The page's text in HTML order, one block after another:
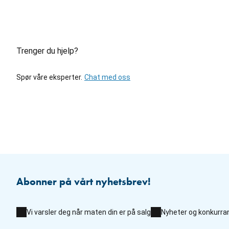
Trenger du hjelp?
Spør våre eksperter. Chat med oss
Abonner på vårt nyhetsbrev!
Vi varsler deg når maten din er på salg Nyheter og